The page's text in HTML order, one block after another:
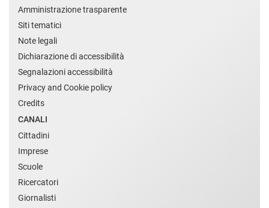
Amministrazione trasparente
Siti tematici
Note legali
Dichiarazione di accessibilità
Segnalazioni accessibilità
Privacy and Cookie policy
Credits
CANALI
Cittadini
Imprese
Scuole
Ricercatori
Giornalisti